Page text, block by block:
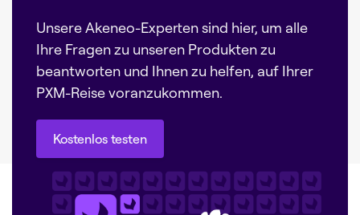
Unsere Akeneo-Experten sind hier, um alle
Ihre Fragen zu unseren Produkten zu
beantworten und Ihnen zu helfen, auf Ihrer
PXM-Reise voranzukommen.
Kostenlos testen
Kostenlos testen